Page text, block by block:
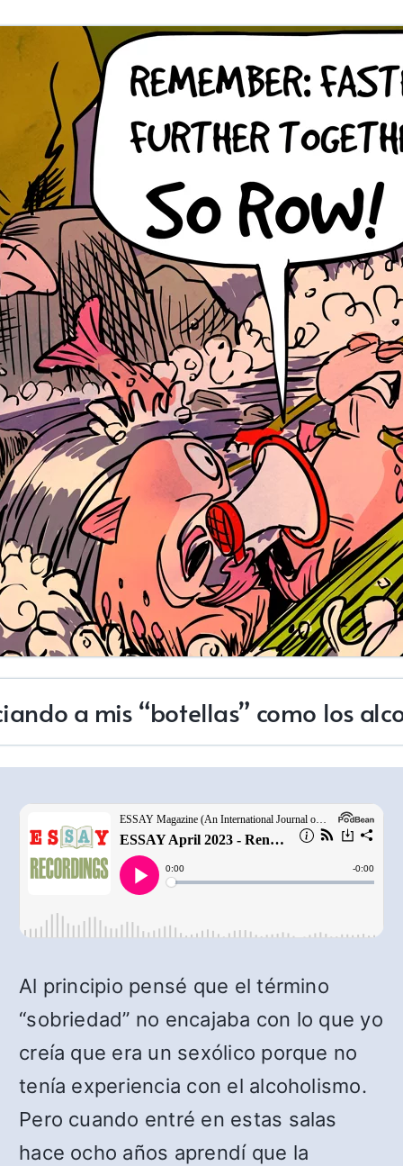
a mis “botellas” como los
Al principio pensé que el término
“sobriedad” no encajaba con lo que yo
creía que era un sexólico porque no
tenía experiencia con el alcoholismo.
Pero cuando entré en estas salas
hace ocho años aprendí que la